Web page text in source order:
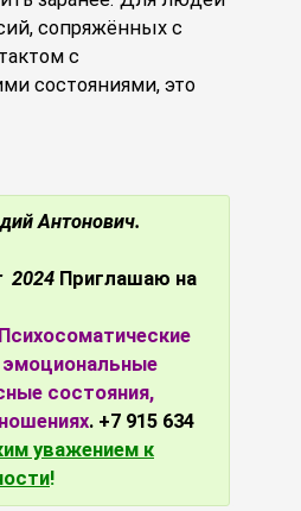
сопряжённых с
с
состояниями, это
Антонович.
2024 Приглашаю на
Психосоматические
состояния,
. +7 915 634
уважением к
!